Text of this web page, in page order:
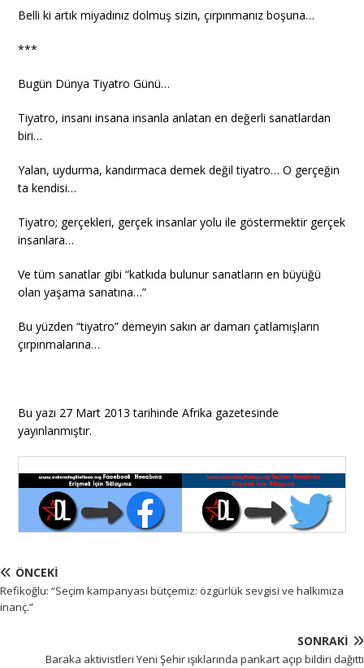
Belli ki artık miyadınız dolmuş sizin, çırpınmanız boşuna…
***
Bugün Dünya Tiyatro Günü…
Tiyatro, insanı insana insanla anlatan en değerli sanatlardan
biri…
Yalan, uydurma, kandırmaca demek değil tiyatro… O gerçeğin
ta kendisi…
Tiyatro; gerçekleri, gerçek insanlar yolu ile göstermektir gerçek
insanlara…
Ve tüm sanatlar gibi “katkıda bulunur sanatların en büyüğü
olan yaşama sanatına…”
Bu yüzden “tiyatro” demeyin sakın ar damarı çatlamışların
çırpınmalarına…
Bu yazı 27 Mart 2013 tarihinde Afrika gazetesinde
yayınlanmıştır.
ÖNCEKI
Refikoğlu: “Seçim kampanyası bütçemiz: özgürlük sevgisi ve halkımıza
inanç.”
SONRAKI
Baraka aktivistleri Yeni Şehir ışıklarında pankart açıp bildiri dağıttı